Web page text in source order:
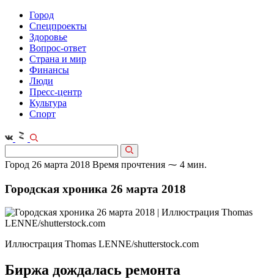
Город
Спецпроекты
Здоровье
Вопрос-ответ
Страна и мир
Финансы
Люди
Пресс-центр
Культура
Спорт
Город 26 марта 2018 Время прочтения ⁓ 4 мин.
Городская хроника 26 марта 2018
Иллюстрация Thomas LENNE/shutterstock.com
Биржа дождалась ремонта